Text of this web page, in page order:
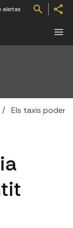
alertas
Els taxis poden